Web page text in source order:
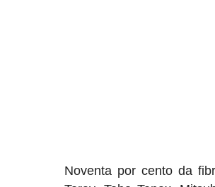
Noventa por cento da